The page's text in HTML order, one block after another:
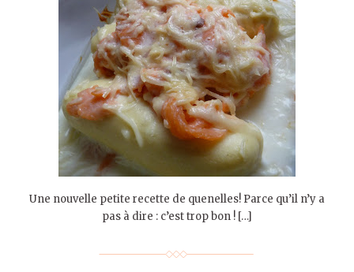
Une nouvelle petite recette de quenelles! Parce qu’il n’y a
pas à dire : c’est trop bon ! […]